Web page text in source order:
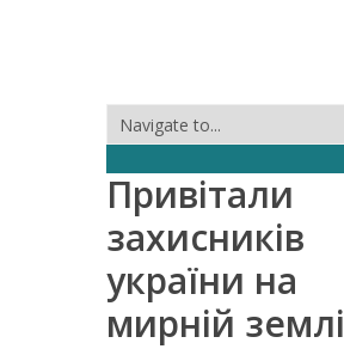
Привітали
захисників
україни на
мирній землі